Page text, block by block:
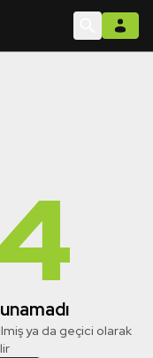
ya da geçici olarak